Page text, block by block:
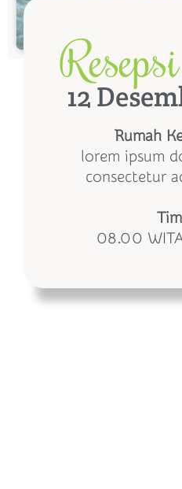
12
Rumah
lorem ipsum
consectetur
08.00